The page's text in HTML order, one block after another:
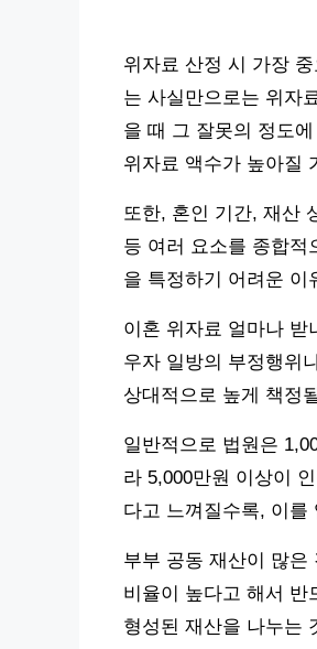
위자료 산정 시 가장
는 사실만으로는 위자
을 때 그 잘못의 정도
위자료 액수가 높아질
또한, 혼인 기간, 재산
등 여러 요소를 종합적
을 특정하기 어려운 이
이혼 위자료 얼마나 받
우자 일방의 부정행위
상대적으로 높게 책정
일반적으로 법원은
라 5,000만원 이상이
다고 느껴질수록, 이를
부부 공동 재산이 많은
비율이 높다고 해서 반
형성된 재산을 나누는